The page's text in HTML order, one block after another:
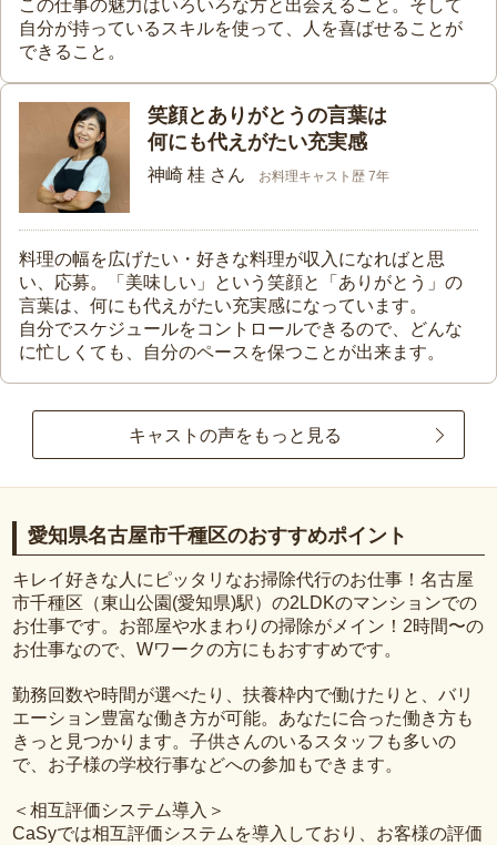
この仕事の魅力はいろいろな方と出会えること。そして
自分が持っているスキルを使って、人を喜ばせることが
できること。
笑顔とありがとうの言葉は
何にも代えがたい充実感
神崎 桂 さん お料理キャスト歴 7年
料理の幅を広げたい・好きな料理が収入になればと思
い、応募。「美味しい」という笑顔と「ありがとう」の
言葉は、何にも代えがたい充実感になっています。
自分でスケジュールをコントロールできるので、どんな
に忙しくても、自分のペースを保つことが出来ます。
キャストの声をもっと見る
愛知県名古屋市千種区のおすすめポイント
キレイ好きな人にピッタリなお掃除代行のお仕事！名古屋
市千種区（東山公園(愛知県)駅）の2LDKのマンションでの
お仕事です。お部屋や水まわりの掃除がメイン！2時間〜の
お仕事なので、Wワークの方にもおすすめです。
勤務回数や時間が選べたり、扶養枠内で働けたりと、バリ
エーション豊富な働き方が可能。あなたに合った働き方も
きっと見つかります。子供さんのいるスタッフも多いの
で、お子様の学校行事などへの参加もできます。
＜相互評価システム導入＞
CaSyでは相互評価システムを導入しており、お客様の評価